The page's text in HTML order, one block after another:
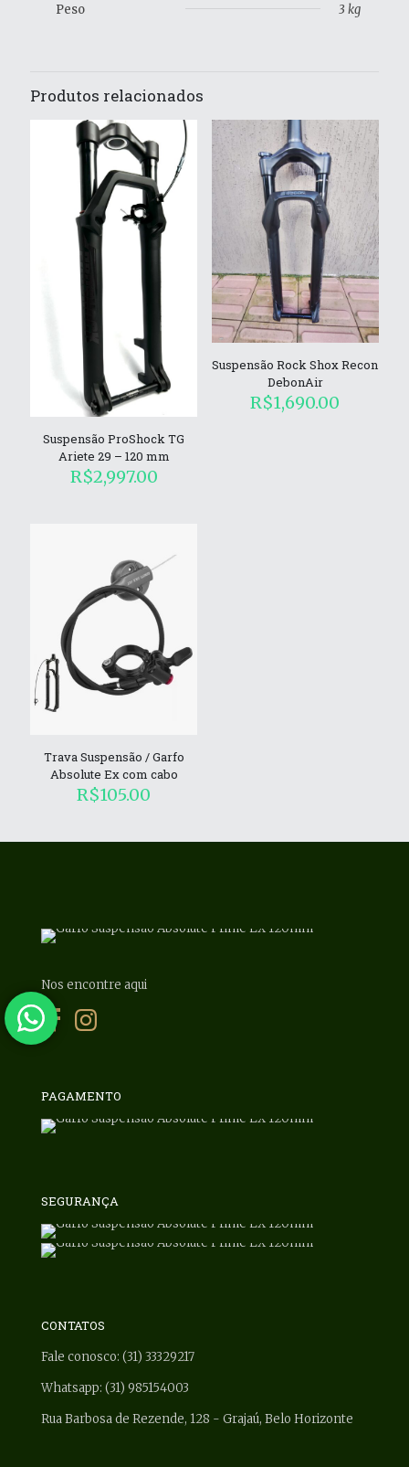
Peso 3 kg
Produtos relacionados
Suspensão ProShock TG
Ariete 29 – 120 mm
R$2,997.00
Suspensão Rock Shox Recon
DebonAir
R$1,690.00
Trava Suspensão / Garfo
Absolute Ex com cabo
R$105.00
Nos encontre aqui
PAGAMENTO
SEGURANÇA
CONTATOS
Fale conosco: (31) 33329217
Whatsapp: (31) 985154003
Rua Barbosa de Rezende, 128 - Grajaú, Belo Horizonte